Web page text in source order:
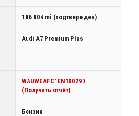
186 804 mi (подтвержден)
Audi A7 Premium Plus
WAUWGAFC1EN100290
(Получить отчёт)
Бензин